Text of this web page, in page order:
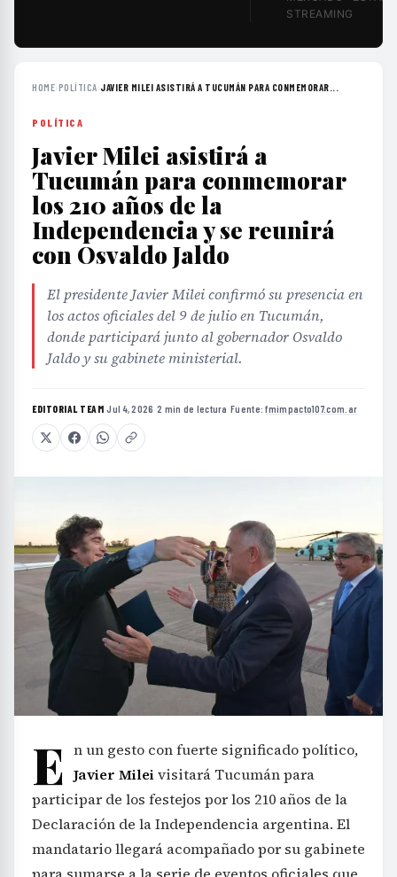
STREAMING
HOME›POLÍTICA›JAVIER MILEI ASISTIRÁ A TUCUMÁN PARA CONMEMORAR...
POLÍTICA
Javier Milei asistirá a
Tucumán para conmemorar
los 210 años de la
Independencia y se reunirá
con Osvaldo Jaldo
El presidente Javier Milei confirmó su presencia en
los actos oficiales del 9 de julio en Tucumán,
donde participará junto al gobernador Osvaldo
Jaldo y su gabinete ministerial.
EDITORIAL TEAM·Jul 4, 2026 ·2 min de lectura ·Fuente:fmimpacto107.com.ar
E n un gesto con fuerte significado político,
Javier Mileivisitará Tucumán para
participar de los festejos por los 210 años de la
Declaración de la Independencia argentina. El
mandatario llegará acompañado por su gabinete
para sumarse a la serie de eventos oficiales que